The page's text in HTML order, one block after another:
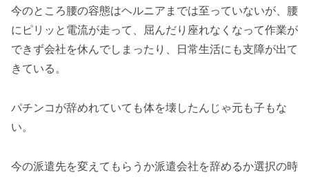
今のところ腰の容態はヘルニアまでは至っていないが、腰
にピリッと電流が走って、屈んだり座れなくなって作業が
できず会社を休んでしまったり、日常生活にも支障が出て
きている。
パチンコが辞めれていても体を壊したんじゃ元も子もな
い。
今の派遣先を変えてもらうか派遣会社を辞めるか選択の時